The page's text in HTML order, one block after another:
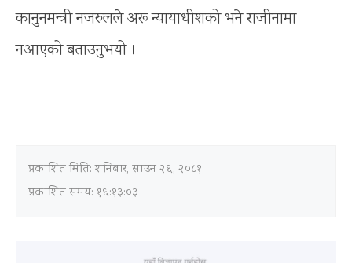
कानुनमन्त्री नजरुलले अरू न्यायाधीशको भने राजीनामा
नआएको बताउनुभयो ।
प्रकाशित मिति:शनिबार, साउन २६, २०८१
प्रकाशित समय: १६:१३:०३